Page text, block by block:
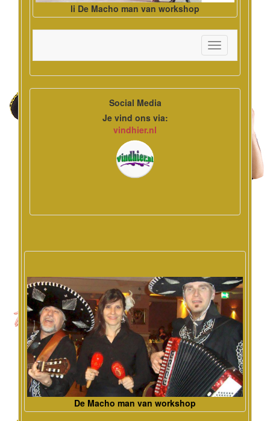
li De Macho man van workshop
Toggle
navigation
Social Media
Je vind ons via:
vindhier.nl
De Macho man van workshop